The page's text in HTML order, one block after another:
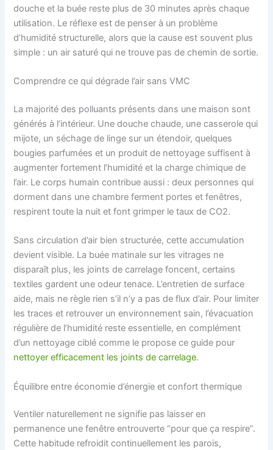
douche et la buée reste plus de 30 minutes après chaque
utilisation. Le réflexe est de penser à un problème
d’humidité structurelle, alors que la cause est souvent plus
simple : un air saturé qui ne trouve pas de chemin de sortie.
Comprendre ce qui dégrade l’air sans VMC
La majorité des polluants présents dans une maison sont
générés à l’intérieur. Une douche chaude, une casserole qui
mijote, un séchage de linge sur un étendoir, quelques
bougies parfumées et un produit de nettoyage suffisent à
augmenter fortement l’humidité et la charge chimique de
l’air. Le corps humain contribue aussi : deux personnes qui
dorment dans une chambre ferment portes et fenêtres,
respirent toute la nuit et font grimper le taux de CO2.
Sans circulation d’air bien structurée, cette accumulation
devient visible. La buée matinale sur les vitrages ne
disparaît plus, les joints de carrelage foncent, certains
textiles gardent une odeur tenace. L’entretien de surface
aide, mais ne règle rien s’il n’y a pas de flux d’air. Pour limiter
les traces et retrouver un environnement sain, l’évacuation
régulière de l’humidité reste essentielle, en complément
d’un nettoyage ciblé comme le propose ce guide pour
nettoyer efficacement les joints de carrelage.
Équilibre entre économie d’énergie et confort thermique
Ventiler naturellement ne signifie pas laisser en
permanence une fenêtre entrouverte “pour que ça respire”.
Cette habitude refroidit continuellement les parois,